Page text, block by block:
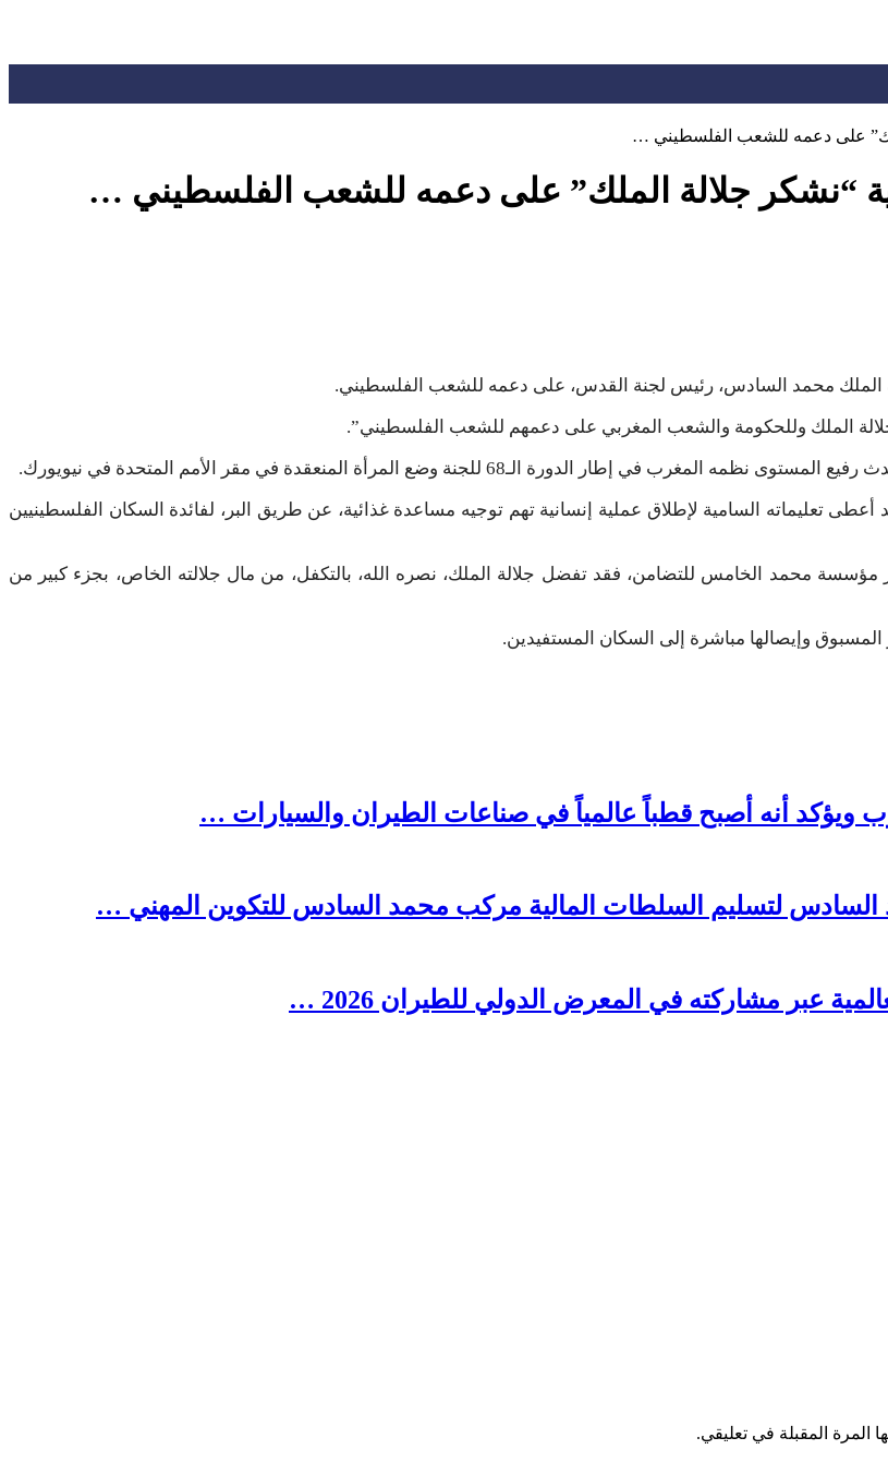
على دعمه للشعب الفلسطيني …
“نشكر جلالة الملك” على دعمه للشعب الفلسطيني …
الملك محمد السادس، رئيس لجنة القدس، على دعمه للشعب الفلسطيني.
الملك وللحكومة والشعب المغربي على دعمهم للشعب الفلسطيني”.
الـ68 للجنة وضع المرأة المنعقدة في مقر الأمم المتحدة في نيويورك.
تعليماته السامية لإطلاق عملية إنسانية تهم توجيه مساعدة غذائية، عن طريق البر، لفائدة السكان الفلسطينيين
محمد الخامس للتضامن، فقد تفضل جلالة الملك، نصره الله، بالتكفل، من مال جلالته الخاص، بجزء كبير من
وإيصالها مباشرة إلى السكان المستفيدين.
ويؤكد أنه أصبح قطباً عالمياً في صناعات الطيران والسيارات …
السادس لتسليم السلطات المالية مركب محمد السادس للتكوين المهني …
عبر مشاركته في المعرض الدولي للطيران 2026 …
المرة المقبلة في تعليقي.